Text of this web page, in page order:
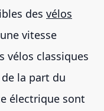
des vélos
vitesse
vélos classiques
la part du
électrique sont